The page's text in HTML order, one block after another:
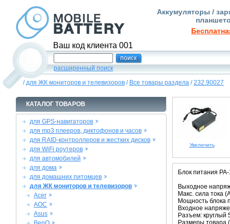
Ваш код клиента 001
Аккумуляторы /
расширенный поиск
/для ЖК мониторов и телевизоров / Все товары раздела /232.90027
КАТАЛОГ ТОВАРОВ
для GPS-навигаторов
для mp3 плееров, диктофонов и часов
для RAID-контроллеров и жестких дисков
для WiFi роутеров
для автомобилей
для дома
для домашних питомцев
для ЖК мониторов и телевизоров
Acer
AOC
Asus
Увеличить
Блок питания
Выходное
Макс. сила тока
Мощность блока
Входное
Разъем: круглый
Размеры товара